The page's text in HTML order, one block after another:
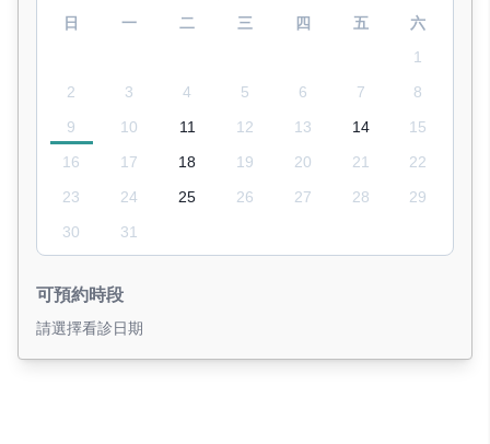
日 一 二 三 四 五
六
1
2
3 4 5 6 7
8
9
10 11 12 13 14
15
16
17 18 19 20 21
22
23
24 25 26 27 28
29
30
31
可預約時段
請選擇看診日期